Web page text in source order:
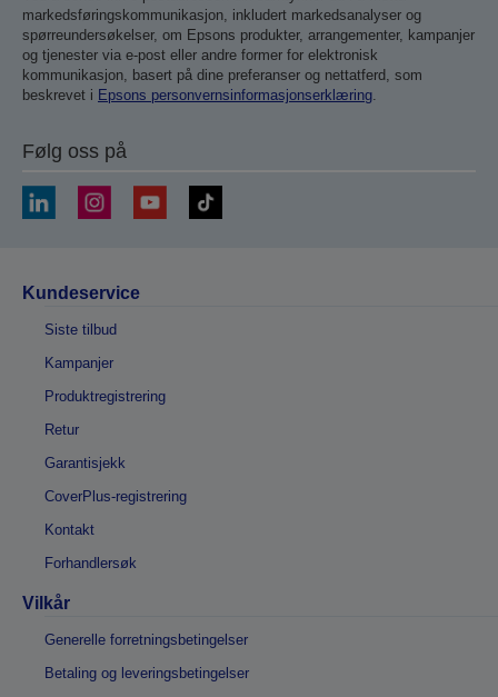
markedsføringskommunikasjon, inkludert markedsanalyser og
spørreundersøkelser, om Epsons produkter, arrangementer, kampanjer
og tjenester via e-post eller andre former for elektronisk
kommunikasjon, basert på dine preferanser og nettatferd, som
beskrevet i Epsons personvernsinformasjonserklæring.
Følg oss på
Kundeservice
Siste tilbud
Kampanjer
Produktregistrering
Retur
Garantisjekk
CoverPlus-registrering
Kontakt
Forhandlersøk
Vilkår
Generelle forretningsbetingelser
Betaling og leveringsbetingelser